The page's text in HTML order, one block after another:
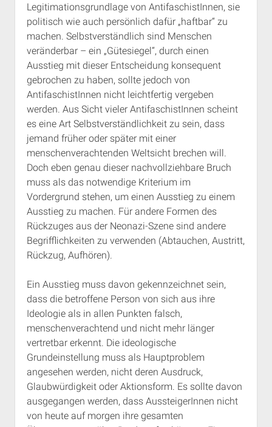
Legitimationsgrundlage von AntifaschistInnen, sie
politisch wie auch persönlich dafür „haftbar“ zu
machen. Selbstverständlich sind Menschen
veränderbar – ein „Gütesiegel“, durch einen
Ausstieg mit dieser Entscheidung konsequent
gebrochen zu haben, sollte jedoch von
AntifaschistInnen nicht leichtfertig vergeben
werden. Aus Sicht vieler AntifaschistInnen scheint
es eine Art Selbstverständlichkeit zu sein, dass
jemand früher oder später mit einer
menschenverachtenden Weltsicht brechen will.
Doch eben genau dieser nachvollziehbare Bruch
muss als das notwendige Kriterium im
Vordergrund stehen, um einen Ausstieg zu einem
Ausstieg zu machen. Für andere Formen des
Rückzuges aus der Neonazi-Szene sind andere
Begrifflichkeiten zu verwenden (Abtauchen, Austritt,
Rückzug, Aufhören).
Ein Ausstieg muss davon gekennzeichnet sein,
dass die betroffene Person von sich aus ihre
Ideologie als in allen Punkten falsch,
menschenverachtend und nicht mehr länger
vertretbar erkennt. Die ideologische
Grundeinstellung muss als Hauptproblem
angesehen werden, nicht deren Ausdruck,
Glaubwürdigkeit oder Aktionsform. Es sollte davon
ausgegangen werden, dass AussteigerInnen nicht
von heute auf morgen ihre gesamten